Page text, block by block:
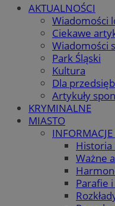
AKTUALNOŚCI
Wiadomości
Ciekawe
Wiadomości
Park Śląski
Kultura
Dla
Artykuły
KRYMINALNE
MIASTO
Historia
Ważne
Parafie